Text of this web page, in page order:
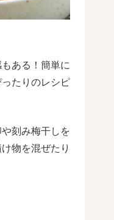
ある！簡単に
たりのレシピ
刻み梅干しを
物を混ぜたり